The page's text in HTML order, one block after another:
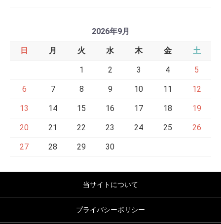
2026年9月
日 月 火 水 木 金 土
1 2 3 4 5
6 7 8 9 10 11 12
13 14 15 16 17 18 19
20 21 22 23 24 25 26
27 28 29 30
当サイトについて
プライバシーポリシー